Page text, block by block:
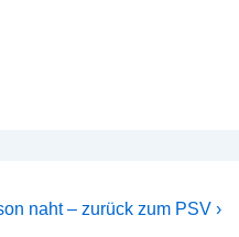
naht – zurück zum PSV ›